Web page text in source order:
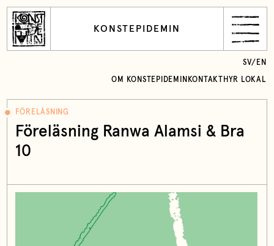
KONSTEPIDEMIN
OM KONSTEPIDEMIN KONTAKT HYR LOKAL
SV/ EN
FÖRELÄSNING
Föreläsning Ranwa Alamsi & Bra
10